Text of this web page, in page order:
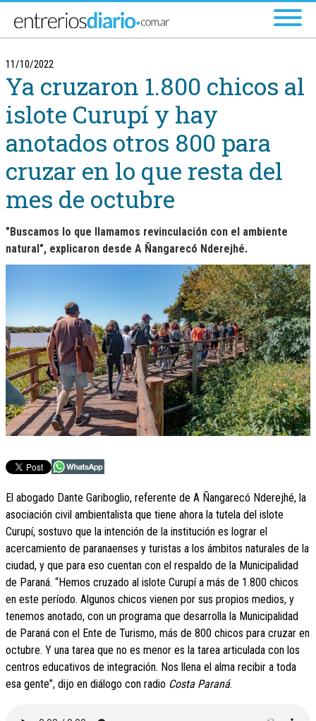
11/10/2022
Ya cruzaron 1.800 chicos al
islote Curupí y hay
anotados otros 800 para
cruzar en lo que resta del
mes de octubre
"Buscamos lo que llamamos revinculación con el ambiente
natural", explicaron desde A Ñangarecó Nderejhé.
El abogado Dante Gariboglio, referente de A Ñangarecó Nderejhé, la
asociación civil ambientalista que tiene ahora la tutela del islote
Curupí, sostuvo que la intención de la institución es lograr el
acercamiento de paranaenses y turistas a los ámbitos naturales de la
ciudad, y que para eso cuentan con el respaldo de la Municipalidad
de Paraná. “Hemos cruzado al islote Curupí a más de 1.800 chicos
en este período. Algunos chicos vienen por sus propios medios, y
tenemos anotado, con un programa que desarrolla la Municipalidad
de Paraná con el Ente de Turismo, más de 800 chicos para cruzar en
octubre. Y una tarea que no es menor es la tarea articulada con los
centros educativos de integración. Nos llena el alma recibir a toda
esa gente”, dijo en diálogo con radio Costa Paraná.